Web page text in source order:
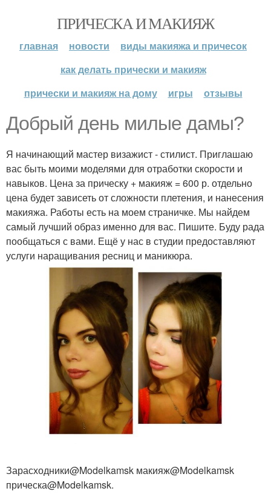
ПРИЧЕСКА И МАКИЯЖ
главная новости
виды макияжа и причесок
как делать прически и макияж
прически и макияж на дому
игры отзывы
Добрый день милые дамы?
Я начинающий мастер визажист - стилист. Приглашаю
вас быть моими моделями для отработки скорости и
навыков. Цена за прическу + макияж = 600 р. отдельно
цена будет зависеть от сложности плетения, и нанесения
макияжа. Работы есть на моем страничке. Мы найдем
самый лучший образ именно для вас. Пишите. Буду рада
пообщаться с вами. Ещё у нас в студии предоставляют
услуги наращивания ресниц и маникюра.
Зарасходники@Modelkamsk макияж@Modelkamsk
прическа@Modelkamsk.